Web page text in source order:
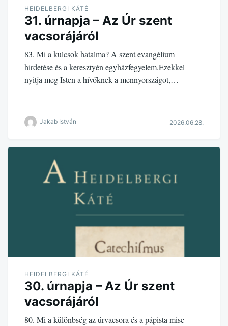
HEIDELBERGI KÁTÉ
31. úrnapja – Az Úr szent
vacsorájáról
83. Mi a kulcsok hatalma? A szent evangélium
hirdetése és a keresztyén egyházfegyelem.Ezekkel
nyitja meg Isten a hívőknek a mennyországot,…
Jakab István 2026.06.28.
HEIDELBERGI KÁTÉ
30. úrnapja – Az Úr szent
vacsorájáról
80. Mi a különbség az úrvacsora és a pápista mise